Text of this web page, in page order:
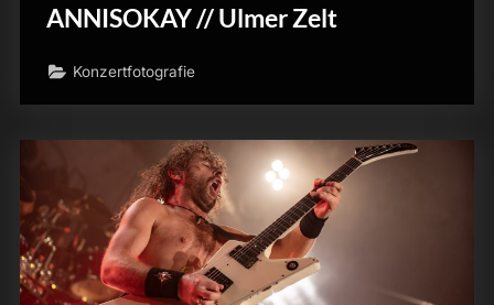
ANNISOKAY // Ulmer Zelt
Konzertfotografie